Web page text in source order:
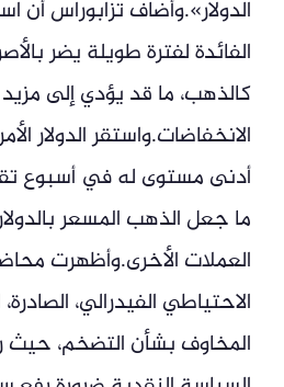
الدولار».وأضاف تزابوراس أن
الفائدة لفترة طويلة يضر
كالذهب، ما قد يؤدي إلى
الانخفاضات.واستقر الدولار
أدنى مستوى له في أسبوع
ما جعل الذهب المسعر
العملات الأخرى.وأظهرت
الاحتياطي الفيدرالي، الصادرة،
المخاوف بشأن التضخم،